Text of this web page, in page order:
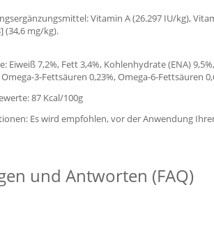
Vitamin A (26.297 IU/kg),
(34,6 mg/kg).
Eiweiß 7,2%, Fett 3,4%, Kohlenhydrate (ENA)
Omega-3-Fettsäuren 0,23%, Omega-6-Fettsäuren
87 Kcal/100g
Es wird empfohlen, vor der Anwendung
und Antworten (FAQ)